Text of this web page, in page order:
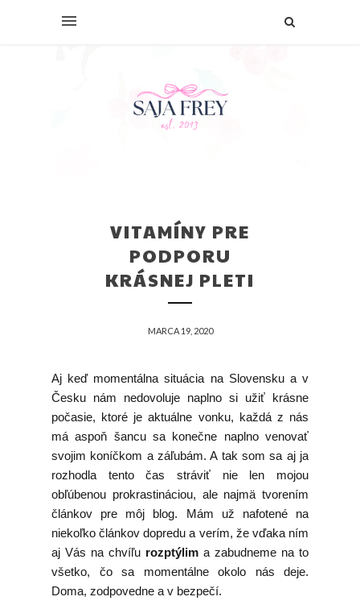
VITAMÍNY PRE
PODPORU
KRÁSNEJ PLETI
MARCA 19, 2020
Aj keď momentálna situácia na Slovensku a v
Česku nám nedovoluje naplno si užiť krásne
počasie, ktoré je aktuálne vonku, každá z nás
má aspoň šancu sa konečne naplno venovať
svojim koníčkom a záľubám. A tak som sa aj ja
rozhodla tento čas stráviť nie len mojou
obľúbenou prokrastináciou, ale najmä tvorením
článkov pre môj blog. Mám už nafotené na
niekoľko článkov dopredu a verím, že vďaka ním
aj Vás na chvíľu rozptýlim a zabudneme na to
všetko, čo sa momentálne okolo nás deje.
Doma, zodpovedne a v bezpečí.